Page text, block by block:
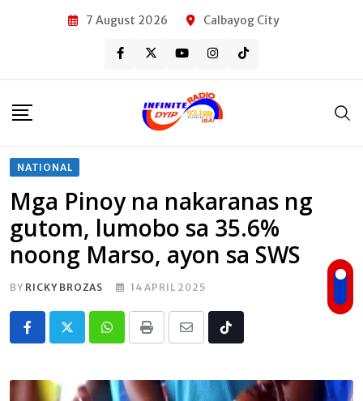
7 August 2026 Calbayog City
NATIONAL
Mga Pinoy na nakaranas ng
gutom, lumobo sa 35.6%
noong Marso, ayon sa SWS
BY RICKY BROZAS 14 APRIL 2025
Whatsapp
Print
Share
Email
Tiktok